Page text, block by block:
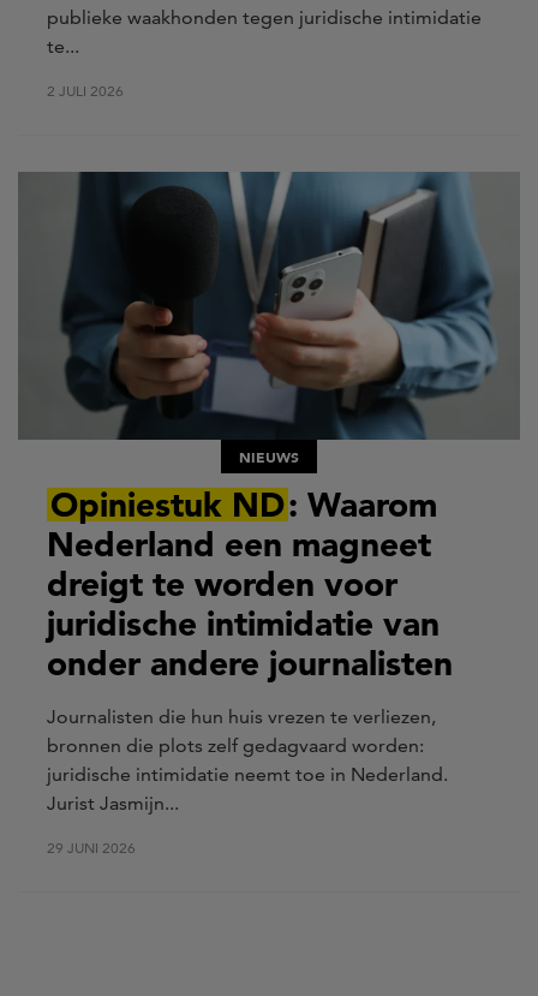
publieke waakhonden tegen juridische intimidatie
te...
2 JULI 2026
NIEUWS
Opiniestuk ND: Waarom
Nederland een magneet
dreigt te worden voor
juridische intimidatie van
onder andere journalisten
Journalisten die hun huis vrezen te verliezen,
bronnen die plots zelf gedagvaard worden:
juridische intimidatie neemt toe in Nederland.
Jurist Jasmijn...
29 JUNI 2026